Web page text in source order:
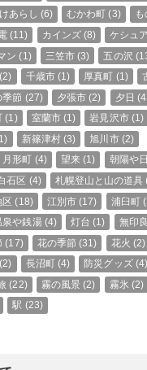
けあらし (6) むかわ町 (3)
(11) カインズ(8) ケシュア
ン (1) 三笠市 (3) 五の沢
(2) 千歳市(1) 厚真町 (1)
季節 (27) 夕張市 (2) 夕日
(1) 室蘭市(1) 岩見沢市(1)
新篠津村(3) 旭川市(2)
月形町 (4) 望来 (1) 朝陽や
石区 (4) 札幌登山と山の道具
区 (18) 江別市 (17) 浦臼町
泉や銭湯(4) 灯台 (1) 無印
(17) 花の季節 (31) 花火 (2)
(2) 長沼町(4) 防災グッズ(4)
(22) 霧の風景 (2) 霧氷 (2)
駅 (23)